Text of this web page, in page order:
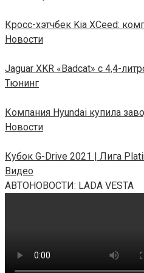
Кросс-хэтчбек Kia XCeed:
Новости
Jaguar XKR «Badcat» c 4,4-
Тюнинг
Компания Hyundai купила
Новости
Кубок G-Drive 2021 | Лига
Видео
АВТОНОВОСТИ: LADA VESTA